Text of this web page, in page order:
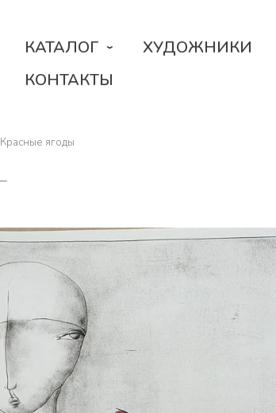
КАТАЛОГ ХУДОЖНИКИ
КОНТАКТЫ
Красные ягоды